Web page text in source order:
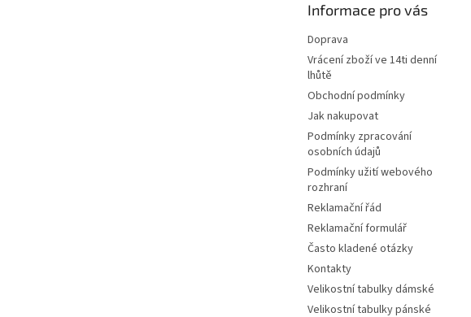
Informace pro vás
Doprava
Vrácení zboží ve 14ti denní
lhůtě
Obchodní podmínky
Jak nakupovat
Podmínky zpracování
osobních údajů
Podmínky užití webového
rozhraní
Reklamační řád
Reklamační formulář
Často kladené otázky
Kontakty
Velikostní tabulky dámské
Velikostní tabulky pánské